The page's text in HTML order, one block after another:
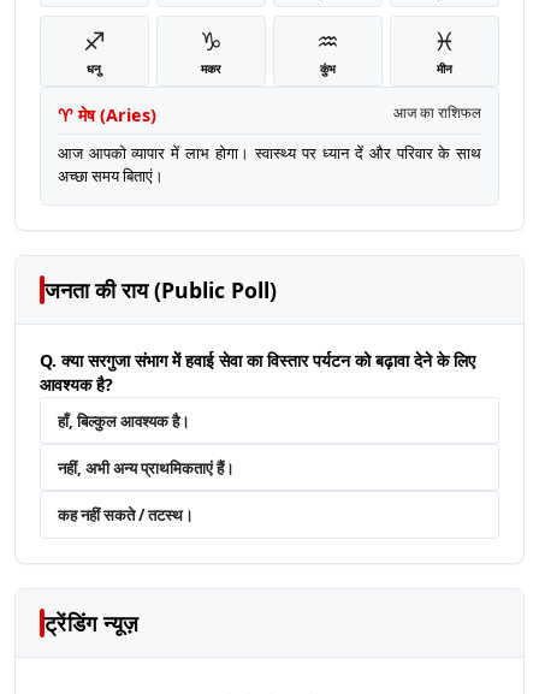
♐
धनु
♑
मकर
♒
कुंभ
♓
मीन
♈ मेष(Aries) आज का राशिफल
आज आपको व्यापार में लाभ होगा। स्वास्थ्य पर ध्यान दें और परिवार के साथ
अच्छा समय बिताएं।
जनता की राय (Public Poll)
Q. क्या सरगुजा संभाग में हवाई सेवा का विस्तार पर्यटन को बढ़ावा देने के लिए
आवश्यक है?
हाँ, बिल्कुल आवश्यक है।
नहीं, अभी अन्य प्राथमिकताएं हैं।
कह नहीं सकते / तटस्थ।
ट्रेंडिंग न्यूज़